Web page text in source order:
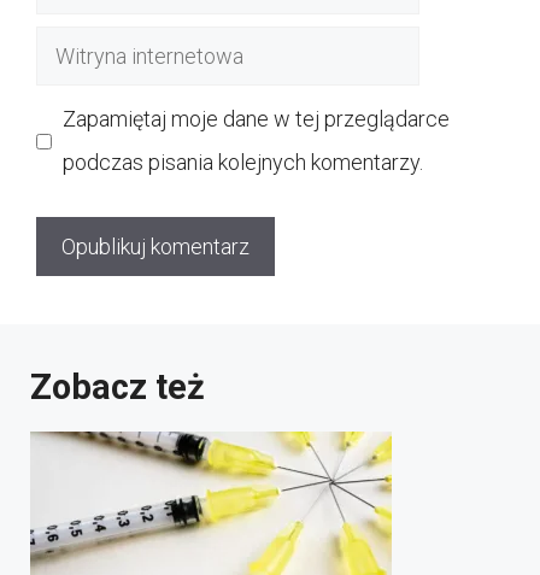
Witryna
Zapamiętaj moje dane w tej przeglądarce
podczas pisania kolejnych komentarzy.
Zobacz też